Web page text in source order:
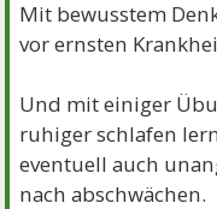
Mit bewusstem
vor ernsten
Und mit einiger
ruhiger schlafen
eventuell auch
nach abschwächen.